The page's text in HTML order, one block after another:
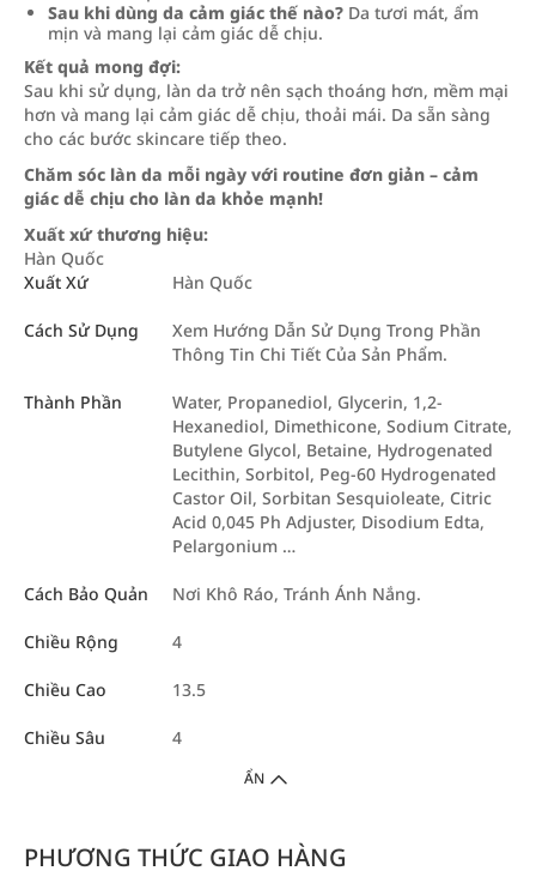
Sau khi dùng da cảm giác thế nào? Da tươi mát, ẩm
mịn và mang lại cảm giác dễ chịu.
Kết quả mong đợi:
Sau khi sử dụng, làn da trở nên sạch thoáng hơn, mềm mại
hơn và mang lại cảm giác dễ chịu, thoải mái. Da sẵn sàng
cho các bước skincare tiếp theo.
Chăm sóc làn da mỗi ngày với routine đơn giản – cảm
giác dễ chịu cho làn da khỏe mạnh!
Xuất xứ thương hiệu:
Hàn Quốc
Xuất Xứ
Hàn Quốc
Cách Sử Dụng
Xem Hướng Dẫn Sử Dụng Trong Phần
Thông Tin Chi Tiết Của Sản Phẩm.
Thành Phần
Water, Propanediol, Glycerin, 1,2-
Hexanediol, Dimethicone, Sodium Citrate,
Butylene Glycol, Betaine, Hydrogenated
Lecithin, Sorbitol, Peg-60 Hydrogenated
Castor Oil, Sorbitan Sesquioleate, Citric
Acid 0,045 Ph Adjuster, Disodium Edta,
Pelargonium …
Cách Bảo Quản Nơi Khô Ráo, Tránh Ánh Nắng.
Chiều Rộng 4
Chiều Cao 13.5
Chiều Sâu 4
ẨN
PHƯƠNG THỨC GIAO HÀNG